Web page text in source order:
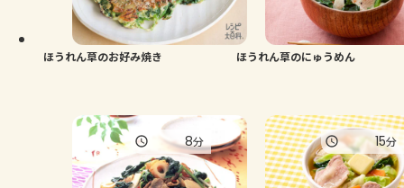
ほうれん草のお好み焼き ほうれん草のにゅうめん
8分 15分